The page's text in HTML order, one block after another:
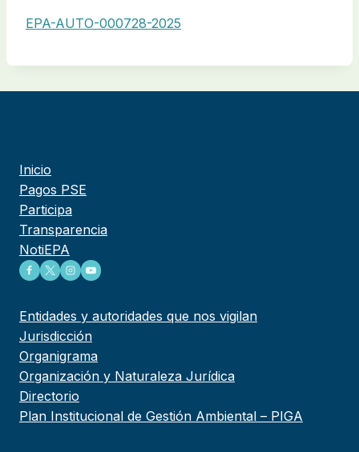
EPA-AUTO-000728-2025
Inicio
Pagos PSE
Participa
Transparencia
NotiEPA
Entidades y autoridades que nos vigilan
Jurisdicción
Organigrama
Organización y Naturaleza Jurídica
Directorio
Plan Institucional de Gestión Ambiental – PIGA